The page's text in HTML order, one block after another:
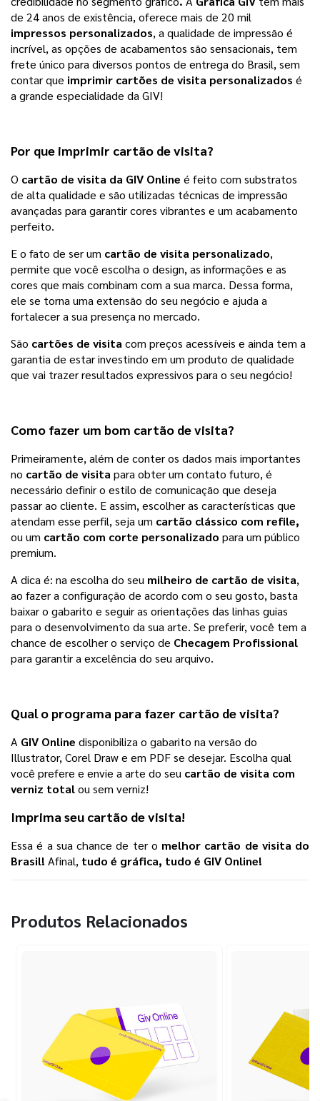
impressos personalizados, a qualidade de impressão é
incrível, as opções de acabamentos são sensacionais, tem
frete único para diversos pontos de entrega do Brasil, sem
contar que imprimir cartões de visita personalizados é
a grande especialidade da GIV!
Por que imprimir cartão de visita?
O cartão de visita da GIV Online é feito com substratos
de alta qualidade e são utilizadas técnicas de impressão
avançadas para garantir cores vibrantes e um acabamento
perfeito.
E o fato de ser um cartão de visita personalizado,
permite que você escolha o design, as informações e as
cores que mais combinam com a sua marca. Dessa forma,
ele se torna uma extensão do seu negócio e ajuda a
fortalecer a sua presença no mercado.
São cartões de visita com preços acessíveis e ainda tem a
garantia de estar investindo em um produto de qualidade
que vai trazer resultados expressivos para o seu negócio!
Como fazer um bom cartão de visita?
Primeiramente, além de conter os dados mais importantes
no cartão de visita para obter um contato futuro, é
necessário definir o estilo de comunicação que deseja
passar ao cliente. E assim, escolher as características que
atendam esse perfil, seja um cartão clássico com refile,
ou um cartão com corte personalizado para um público
premium.
A dica é: na escolha do seu milheiro de cartão de visita,
ao fazer a configuração de acordo com o seu gosto, basta
baixar o gabarito e seguir as orientações das linhas guias
para o desenvolvimento da sua arte. Se preferir, você tem a
chance de escolher o serviço de
para garantir a excelência do seu arquivo.
Qual o programa para fazer cartão de visita?
A GIV Online disponibiliza o gabarito na versão do
Illustrator, Corel Draw e em PDF se desejar. Escolha qual
você prefere e envie a arte do seu cartão de visita com
verniz totalou sem verniz!
Imprima seu cartão de visita!
Essa é a sua chance de ter o melhor cartão de visita do
Brasil! Afinal, tudo é gráfica, tudo é GIV Online!
Produtos Relacionados